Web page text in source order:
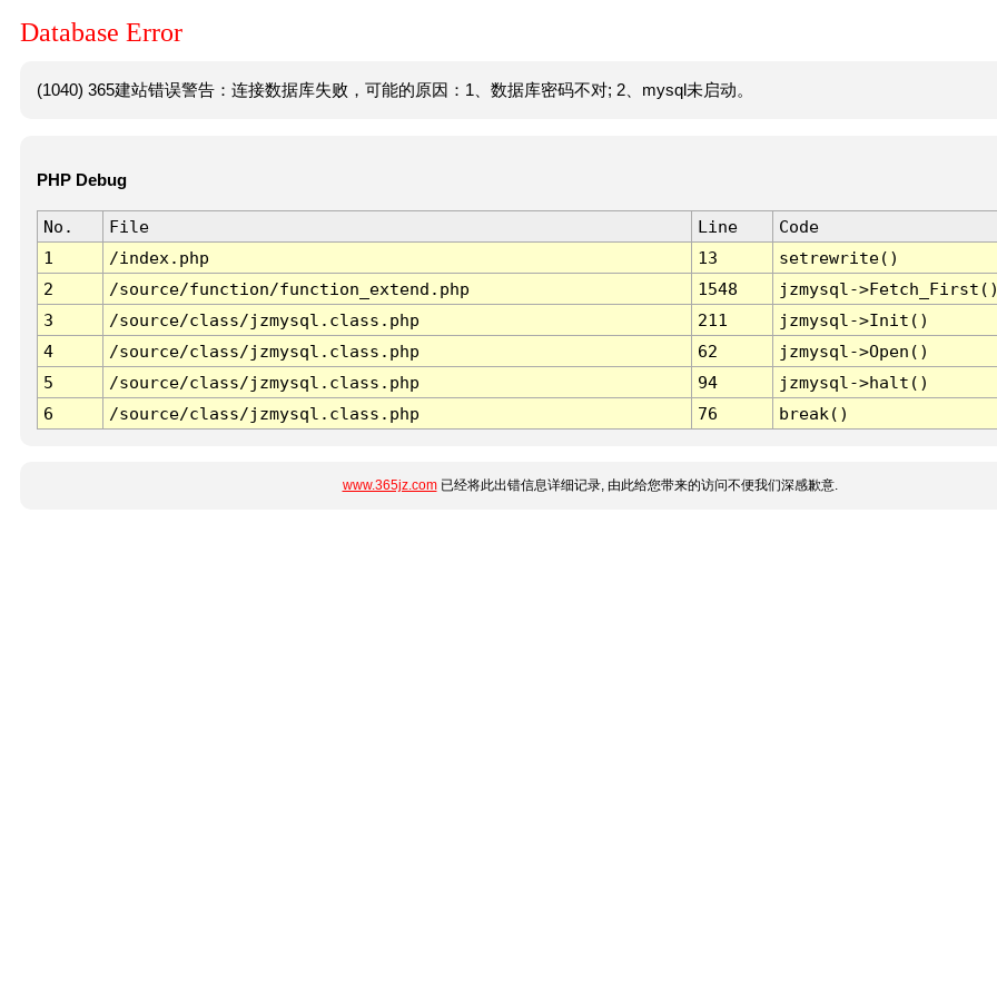
Database Error
(1040) 365建站错误警告：连接数据库失败，可能的原因：1、数据库密码不对; 2、mysql未启动。
PHP Debug
No. File Line
Code
1
/index.php 13
setrewrite()
2
/source/function/function_extend.php 1548
jzmysql-
3
/source/class/jzmysql.class.php 211
jzmysql->Init()
4
/source/class/jzmysql.class.php 62
jzmysql->Open()
5
/source/class/jzmysql.class.php 94
jzmysql->halt()
6
/source/class/jzmysql.class.php 76 break()
www.365jz.com已经将此出错信息详细记录, 由此给您带来的访问不便我们深感歉意.